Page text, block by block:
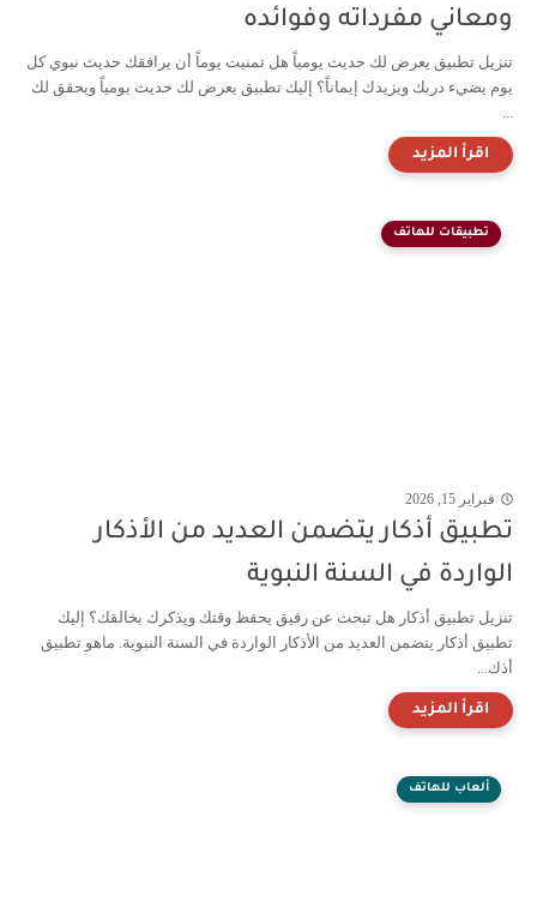
ومعاني مفرداته وفوائده
تنزيل تطبيق يعرض لك حديث يومياً هل تمنيت يوماً أن يرافقك حديث نبوي كل
يوم يضيء دربك ويزيدك إيماناً؟ إليك تطبيق يعرض لك حديث يومياً ويحقق لك
...
تطبيقات للهاتف
فبراير 15, 2026
تطبيق أذكار يتضمن العديد من الأذكار
الواردة في السنة النبوية
تنزيل تطبيق أذكار هل تبحث عن رفيق يحفظ وقتك ويذكرك بخالقك؟ إليك
تطبيق أذكار يتضمن العديد من الأذكار الواردة في السنة النبوية. ماهو تطبيق
أذك...
ألعاب للهاتف